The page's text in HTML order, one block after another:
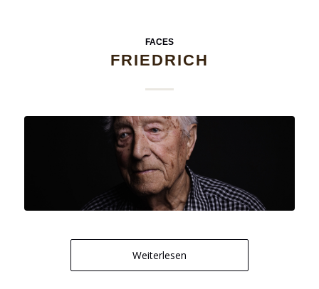
FACES
FRIEDRICH
Weiterlesen